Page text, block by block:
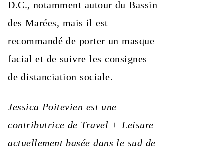
D.C., notamment autour du Bassin
des Marées, mais il est
recommandé de porter un masque
facial et de suivre les consignes
de distanciation sociale.
Jessica Poitevien est une
contributrice de Travel + Leisure
actuellement basée dans le sud de